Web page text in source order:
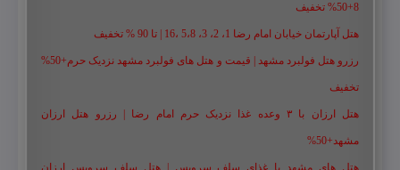
8+50% تخفیف
هتل آپارتمان خیابان امام رضا 1، 2، 3، 5،8 ،16 | تا 90 % تخفیف
رزرو هتل فولبرد مشهد | قیمت و هتل های فولبرد مشهد نزدیک حرم+50%
تخفیف
هتل ارزان با ۳ وعده غذا نزدیک حرم امام رضا | رزرو هتل ارزان
مشهد+50%
هتل های مشهد با غذای سلف سرویس | هتل سلف سرویس ارزان